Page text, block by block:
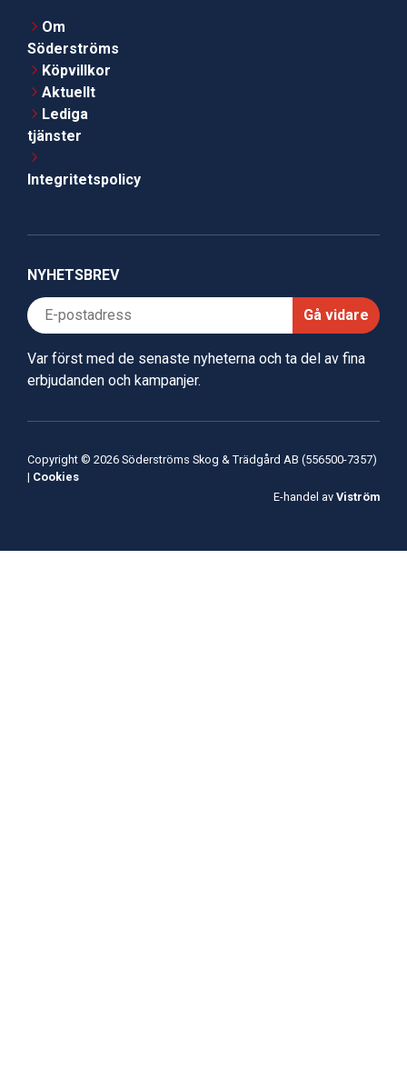
Om
Söderströms
Köpvillkor
Aktuellt
Lediga
tjänster
Integritetspolicy
NYHETSBREV
Gå vidare
Var först med de senaste nyheterna och ta del av fina
erbjudanden och kampanjer.
Copyright © 2026 Söderströms Skog & Trädgård AB (556500-7357)
| Cookies
E-handel av Viström